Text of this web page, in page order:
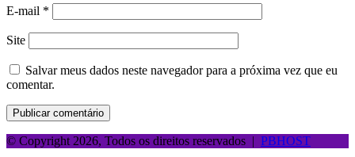
E-mail *
Site
Salvar meus dados neste navegador para a próxima vez que eu
comentar.
© Copyright 2026, Todos os direitos reservados | PBHOST